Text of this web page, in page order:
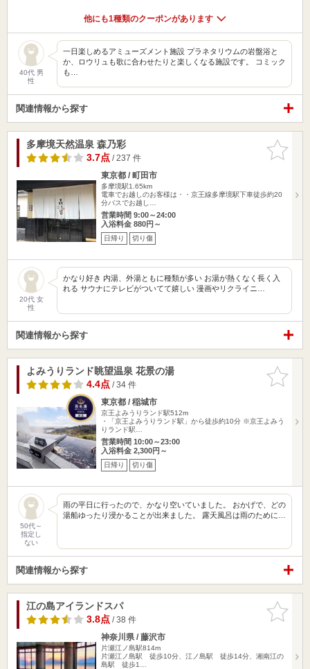
他にも1種類のクーポンがあります
40代 男
性
一日楽しめるアミューズメント施設 プラネタリウムの岩盤浴と
か、ロウリュも歌に合わせたりと楽しくなる施設です。 コミック
も…
関連情報から探す
お気に入
りに追加
多摩境天然温泉 森乃彩
3.7点/ 237 件
東京都 / 町田市
多摩境駅1.65km
電車でお越しのお客様は・・京王線多摩境駅下車徒歩約20
分バスでお越し…
営業時間 9:00～24:00
入浴料金 880円～
日帰り 切り傷
20代 女
性
かなり好き 内湯、外湯ともに種類が多い お湯が熱くなく長く入
れる サウナにテレビがついてて嬉しい 漫画やリクライニ…
関連情報から探す
お気に入
りに追加
よみうりランド眺望温泉 花景の湯
4.4点/ 34 件
東京都 / 稲城市
京王よみうりランド駅512m
・「京王よみうりランド駅」から徒歩約10分 ※京王よみう
りランド駅…
営業時間 10:00～23:00
入浴料金 2,300円～
日帰り 切り傷
50代～
指定し
ない
雨の平日に行ったので、かなり空いていました。 おかげで、どの
湯船ゆったり浸かることが出来ました。 露天風呂は雨のために…
関連情報から探す
お気に入
りに追加
江の島アイランドスパ
3.8点/ 38 件
神奈川県 / 藤沢市
片瀬江ノ島駅814m
片瀬江ノ島駅 徒歩10分、江ノ島駅 徒歩14分、湘南江の
島駅 徒歩1…